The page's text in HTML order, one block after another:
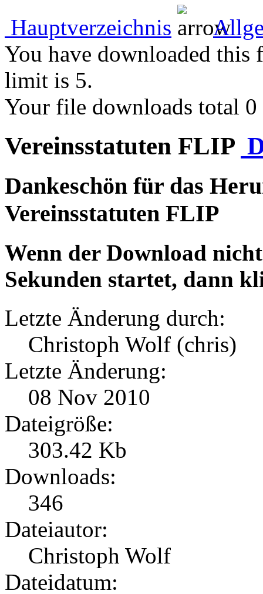
Hauptverzeichnis
You have downloaded this
limit is 5.
Your file downloads total
Vereinsstatuten FLIP
Dankeschön für das
Vereinsstatuten FLIP
Wenn der Download
Sekunden startet, dann
Letzte Änderung durch:
Christoph Wolf (chris)
Letzte Änderung:
08 Nov 2010
Dateigröße:
303.42 Kb
Downloads:
346
Dateiautor:
Christoph Wolf
Dateidatum: